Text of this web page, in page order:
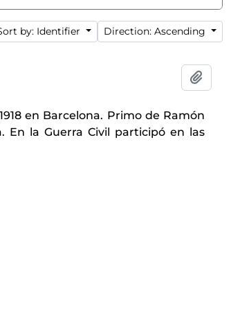
by: Identifier Direction: Ascending
en Barcelona. Primo de Ramón
En la Guerra Civil participó en las